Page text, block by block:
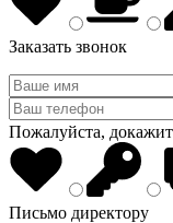
Заказать звонок
Пожалуйста,
Письмо директору